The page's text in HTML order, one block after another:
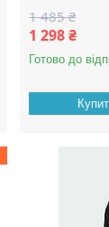
1 485 ₴
1 298 ₴
Готово до